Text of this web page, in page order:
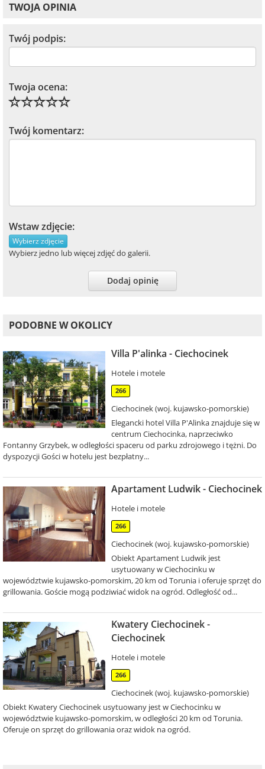
TWOJA OPINIA
Twój podpis:
Twoja ocena:
Twój komentarz:
Wstaw zdjęcie:
Wybierz zdjęcie
Wybierz jedno lub więcej zdjęć do galerii.
Dodaj opinię
PODOBNE W OKOLICY
Villa P'alinka - Ciechocinek
Hotele i motele
266
Ciechocinek (woj. kujawsko-pomorskie)
Elegancki hotel Villa P'Alinka znajduje się w
centrum Ciechocinka, naprzeciwko
Fontanny Grzybek, w odległości spaceru od parku zdrojowego i tężni. Do
dyspozycji Gości w hotelu jest bezpłatny...
Apartament Ludwik - Ciechocinek
Hotele i motele
266
Ciechocinek (woj. kujawsko-pomorskie)
Obiekt Apartament Ludwik jest
usytuowany w Ciechocinku w
województwie kujawsko-pomorskim, 20 km od Torunia i oferuje sprzęt do
grillowania. Goście mogą podziwiać widok na ogród. Odległość od...
Kwatery Ciechocinek -
Ciechocinek
Hotele i motele
266
Ciechocinek (woj. kujawsko-pomorskie)
Obiekt Kwatery Ciechocinek usytuowany jest w Ciechocinku w
województwie kujawsko-pomorskim, w odległości 20 km od Torunia.
Oferuje on sprzęt do grillowania oraz widok na ogród.